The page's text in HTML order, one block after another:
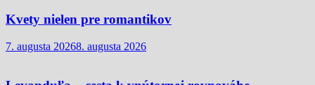
Kvety nielen pre romantikov
7. augusta 20268. augusta 2026